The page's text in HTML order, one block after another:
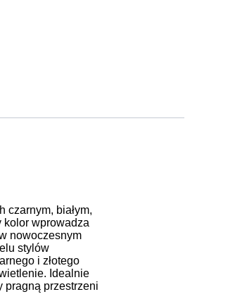
czarnym, białym,
kolor wprowadza
nowoczesnym
stylów
i złotego
Idealnie
pragną przestrzeni